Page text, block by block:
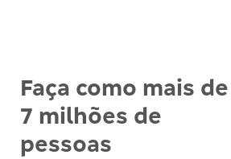
Faça como mais de
7 milhões de
pessoas